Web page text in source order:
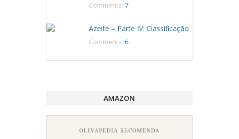
Comments: 7
Azeite – Parte IV: Classificação
Comments: 6
AMAZON
OLIVAPEDIA RECOMENDA